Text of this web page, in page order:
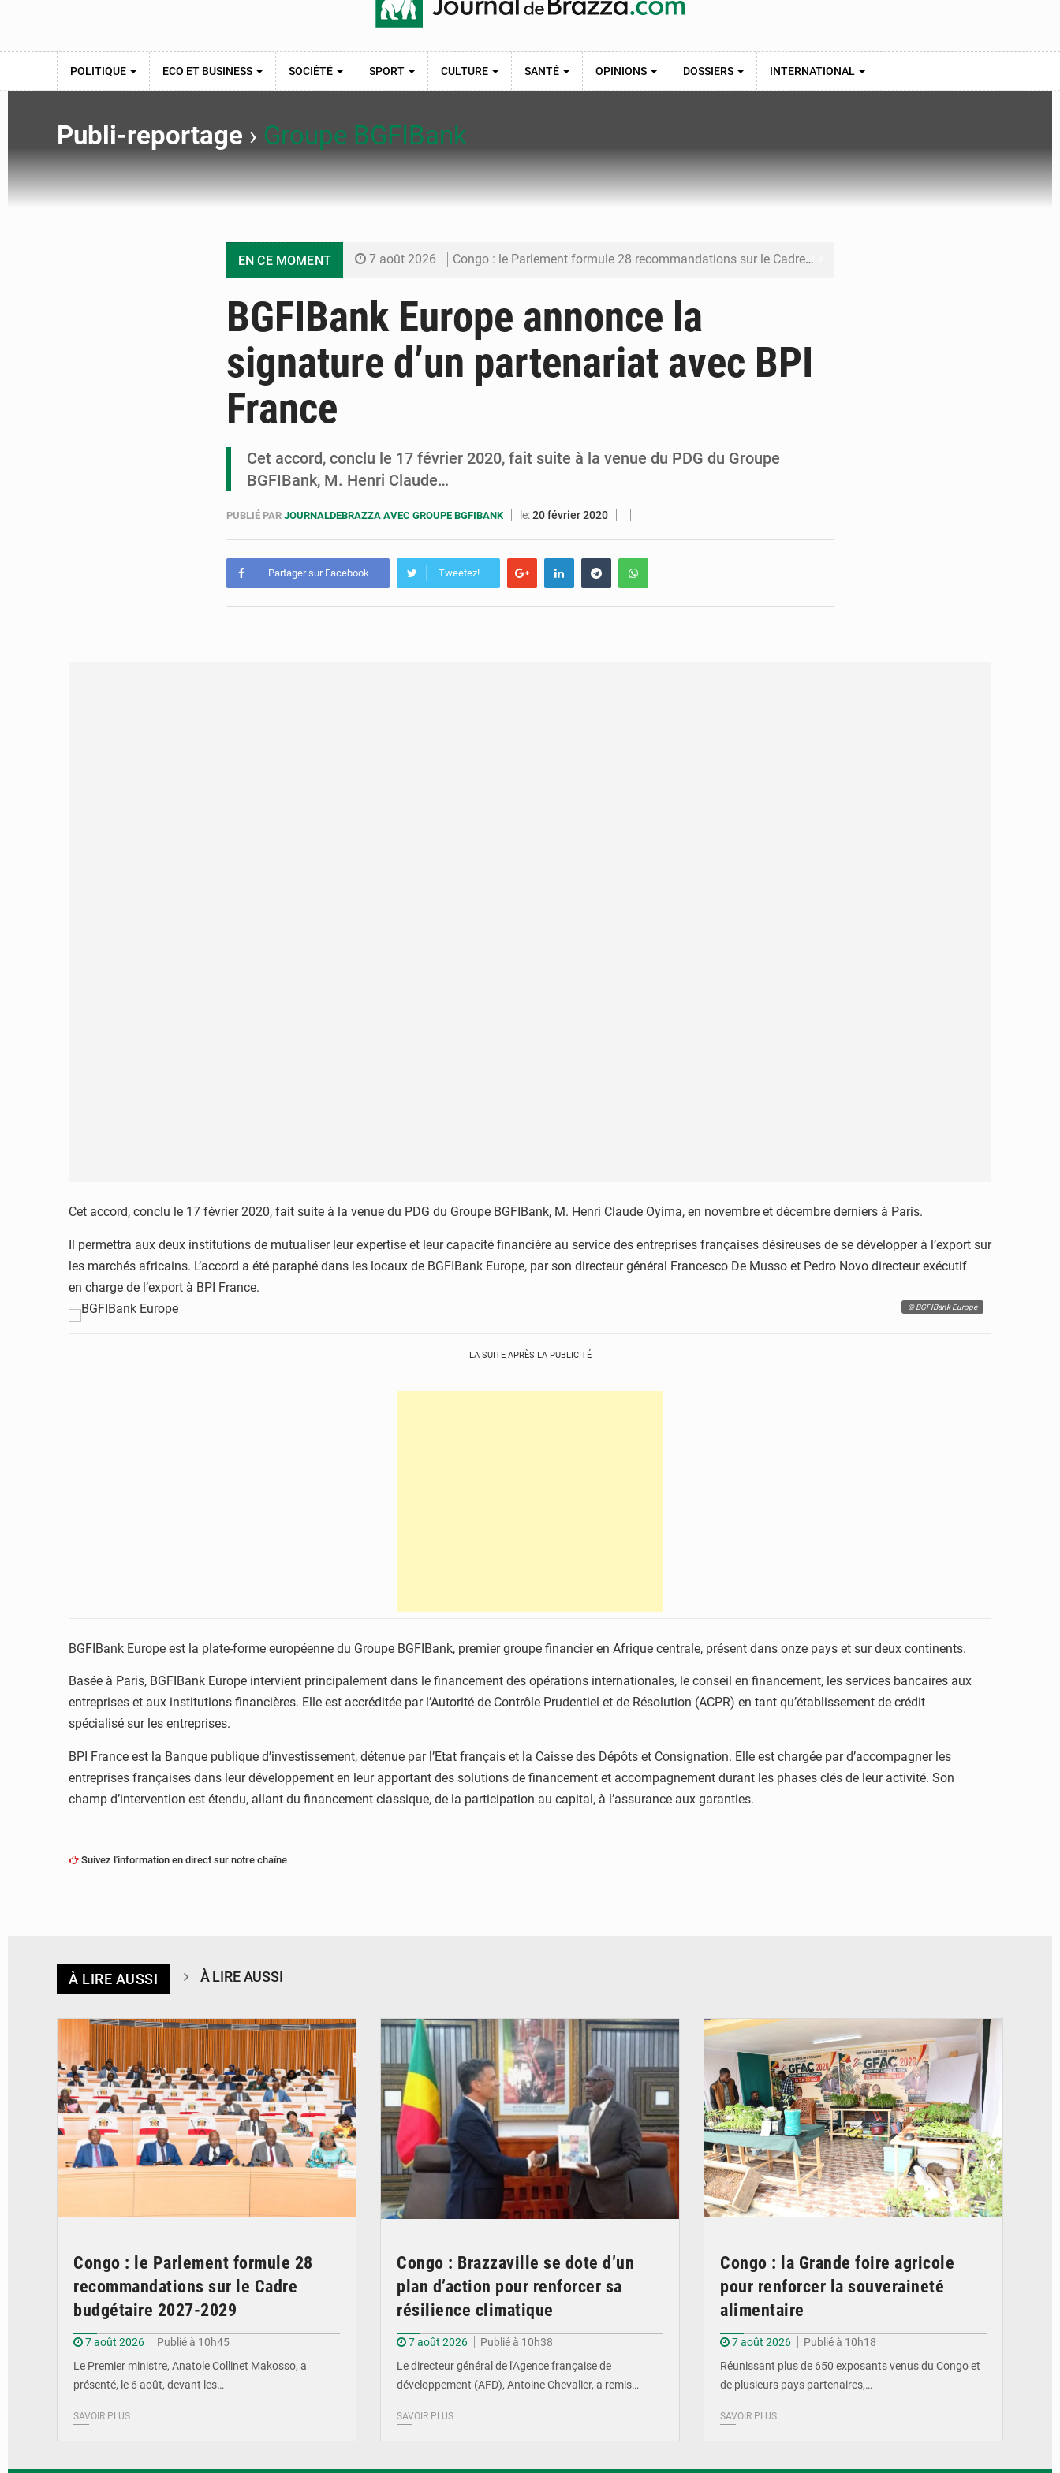
POLITIQUE ECO ET BUSINESS SOCIÉTÉ SPORT CULTURE SANTÉ OPINIONS DOSSIERS INTERNATIONAL
Publi-reportage › Groupe BGFIBank
EN CE MOMENT 7 août 2026 Congo : le Parlement formule 28 recommandations sur le Cadre budgétaire 2027-2029
7 août 2026 Congo : la Grande foire agricole pour renforcer la souveraineté alimentaire
7 août 2026 Congo-RDC : Brazzaville et Kinshasa renforcent leur coopération en faveur de la jeunesse
BGFIBank Europe annonce la
signature d’un partenariat avec BPI
France
Cet accord, conclu le 17 février 2020, fait suite à la venue du PDG du Groupe
BGFIBank, M. Henri Claude…
PUBLIÉ PAR JOURNALDEBRAZZA AVEC GROUPE BGFIBANK le:20 février 2020
Partager sur Facebook Tweetez!
Cet accord, conclu le 17 février 2020, fait suite à la venue du PDG du Groupe BGFIBank, M. Henri Claude Oyima, en novembre et décembre derniers à Paris.
Il permettra aux deux institutions de mutualiser leur expertise et leur capacité financière au service des entreprises françaises désireuses de se développer à l’export sur
les marchés africains. L’accord a été paraphé dans les locaux de BGFIBank Europe, par son directeur général Francesco De Musso et Pedro Novo directeur exécutif
en charge de l’export à BPI France.
© BGFIBank Europe
LA SUITE APRÈS LA PUBLICITÉ
BGFIBank Europe est la plate-forme européenne du Groupe BGFIBank, premier groupe financier en Afrique centrale, présent dans onze pays et sur deux continents.
Basée à Paris, BGFIBank Europe intervient principalement dans le financement des opérations internationales, le conseil en financement, les services bancaires aux
entreprises et aux institutions financières. Elle est accréditée par l’Autorité de Contrôle Prudentiel et de Résolution (ACPR) en tant qu’établissement de crédit
spécialisé sur les entreprises.
BPI France est la Banque publique d’investissement, détenue par l’Etat français et la Caisse des Dépôts et Consignation. Elle est chargée par d’accompagner les
entreprises françaises dans leur développement en leur apportant des solutions de financement et accompagnement durant les phases clés de leur activité. Son
champ d’intervention est étendu, allant du financement classique, de la participation au capital, à l’assurance aux garanties.
Suivez l'information en direct sur notre chaîne
À LIRE AUSSI À LIRE AUSSI
Congo : le Parlement formule 28
recommandations sur le Cadre
budgétaire 2027-2029
7 août 2026
Publié à 10h45
Le Premier ministre, Anatole Collinet Makosso, a
présenté, le 6 août, devant les…
SAVOIR PLUS
Congo : Brazzaville se dote d’un
plan d’action pour renforcer sa
résilience climatique
7 août 2026
Publié à 10h38
Le directeur général de l'Agence française de
développement (AFD), Antoine Chevalier, a remis…
SAVOIR PLUS
Congo : la Grande foire agricole
pour renforcer la souveraineté
alimentaire
7 août 2026
Publié à 10h18
Réunissant plus de 650 exposants venus du Congo et
de plusieurs pays partenaires,…
SAVOIR PLUS